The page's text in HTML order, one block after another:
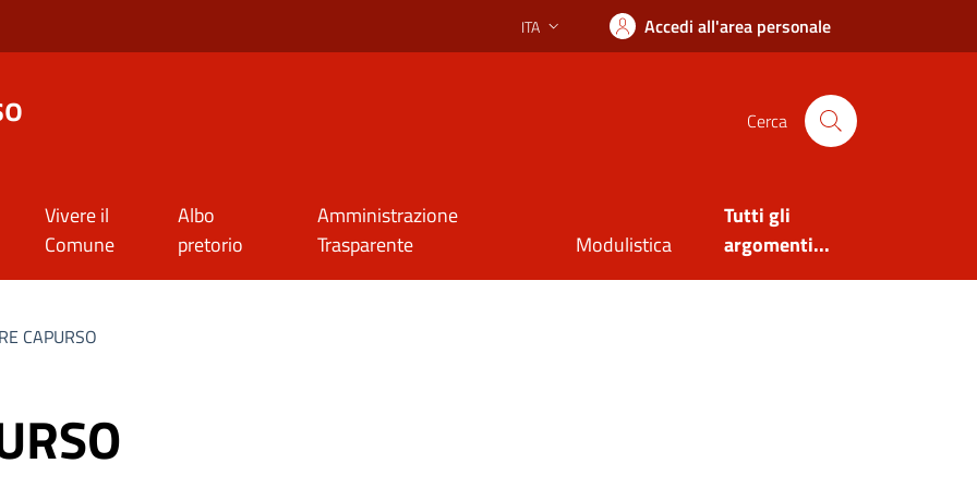
Lingua attiva:
ITA Accedi all'area personale
Cerca
Vivere il
Comune
Albo
pretorio
Amministrazione
Trasparente
Modulistica
Tutti gli
argomenti...
CAPURSO